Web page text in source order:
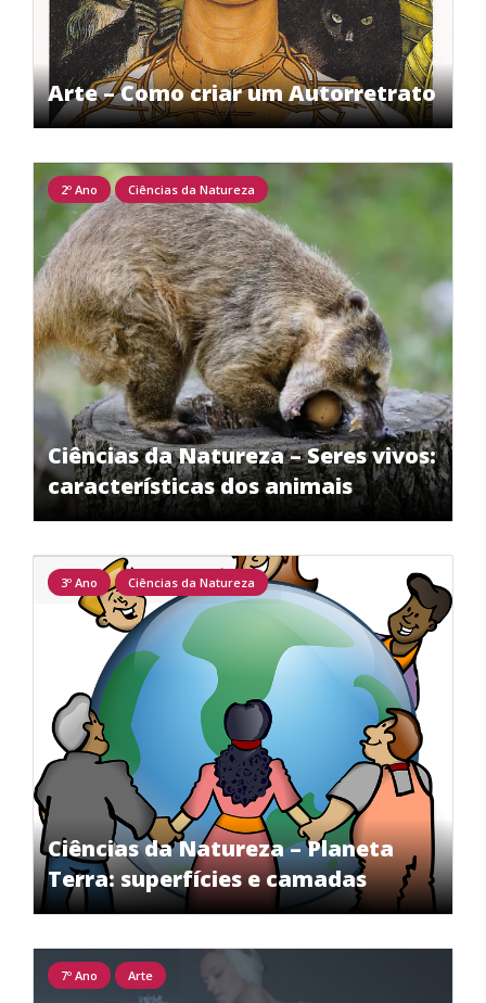
Arte – Como criar um Autorretrato
Ciências da Natureza – Seres vivos:
características dos animais
2º Ano Ciências da Natureza
Ciências da Natureza – Planeta
Terra: superfícies e camadas
3º Ano Ciências da Natureza
7º Ano Arte